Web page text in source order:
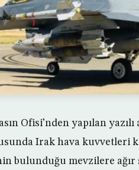
Ofisi’nden yapılan
Irak hava kuvvetleri
bulunduğu mevzilere ağır